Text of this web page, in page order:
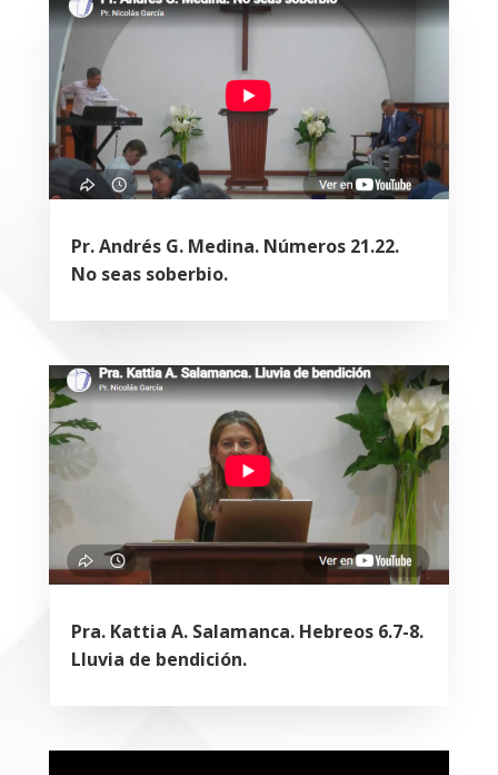
Pr. Andrés G. Medina. Números 21.22.
No seas soberbio.
Pra. Kattia A. Salamanca. Hebreos 6.7-8.
Lluvia de bendición.